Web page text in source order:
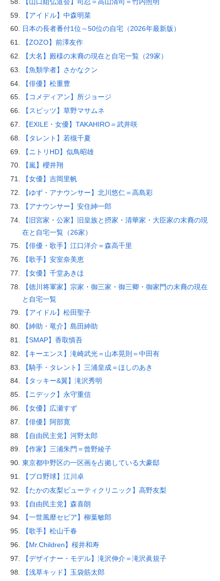
【アイドル】中森明菜
日本の長者番付1位～50位の自宅（2026年最新版）
【ZOZO】前澤友作
【大名】殿様の末裔の現在と自宅一覧（29家）
【魚類学者】さかなクン
【俳優】松重豊
【コメディアン】所ジョージ
【スピッツ】草野マサムネ
【EXILE・女優】TAKAHIRO＝武井咲
【タレント】若槻千夏
【ニトリHD】似鳥昭雄
【嵐】櫻井翔
【女優】吉岡里帆
【ゆず・アナウンサー】北川悠仁＝高島彩
【アナウンサー】安住紳一郎
【旧宮家・公家】旧皇族と摂家・清華家・大臣家の末裔の現
在と自宅一覧（26家）
【俳優・歌手】江口洋介＝森高千里
【歌手】安室奈美恵
【女優】千堂あきほ
【徳川将軍家】宗家・御三家・御三卿・御家門の末裔の現在
と自宅一覧
【アイドル】松田聖子
【紳助・竜介】島田紳助
【SMAP】香取慎吾
【キーエンス】滝崎武光＝山本晃則＝中田有
【騎手・タレント】三浦皇成＝ほしのあき
【タッキー&翼】滝沢秀明
【ニデック】永守重信
【女優】広瀬すず
【俳優】阿部寛
【自由民主党】河野太郎
【作家】三浦朱門＝曾野綾子
東京都中野区の一区画を占拠している大豪邸
【プロ野球】江川卓
【たかの友梨ビューティクリニック】高野友梨
【自由民主党】森喜朗
【一世風靡セピア】柳葉敏郎
【歌手】松山千春
【Mr.Children】桜井和寿
【デザイナー・モデル】滝沢伸介＝滝沢眞規子
【浅草キッド】玉袋筋太郎